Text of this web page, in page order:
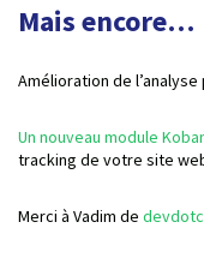
Mais encore…
Amélioration de
Un nouveau module
tracking de votre site
Merci à Vadim de